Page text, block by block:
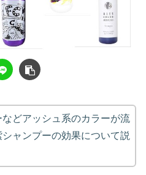
どアッシュ系のカラーが流
ャンプーの効果について説